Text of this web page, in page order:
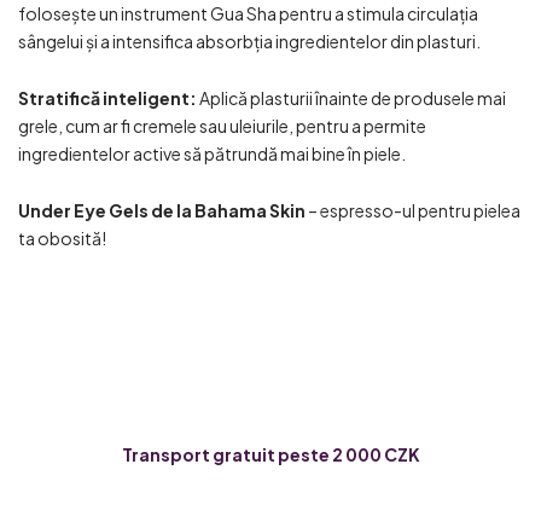
folosește un instrument Gua Sha pentru a stimula circulația
sângelui și a intensifica absorbția ingredientelor din plasturi.
Stratifică inteligent: Aplică plasturii înainte de produsele mai
grele, cum ar fi cremele sau uleiurile, pentru a permite
ingredientelor active să pătrundă mai bine în piele.
Under Eye Gels de la Bahama Skin – espresso-ul pentru pielea
ta obosită!
Transport gratuit peste 2 000 CZK